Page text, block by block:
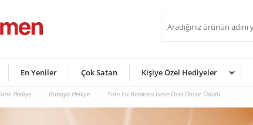
En Yeniler Çok Satan Kişiye Özel Hediyeler
Hediye Babaya Hediye Yılın En Bonkörü İsme Özel Oscar Ödülü